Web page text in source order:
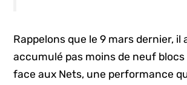
Rappelons que le 9 mars dernier, il
accumulé pas moins de neuf
face aux Nets, une performance